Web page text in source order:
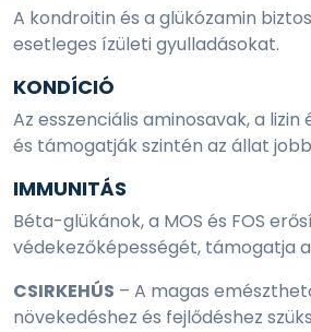
A kondroitin és a glükózamin
esetleges ízületi gyulladásokat.
KONDÍCIÓ
Az esszenciális aminosavak, a
és támogatják szintén az állat
IMMUNITÁS
Béta-glükánok, a MOS és FOS
védekezőképességét, támogatja
CSIRKEHÚS – A magas
növekedéshez és fejlődéshez